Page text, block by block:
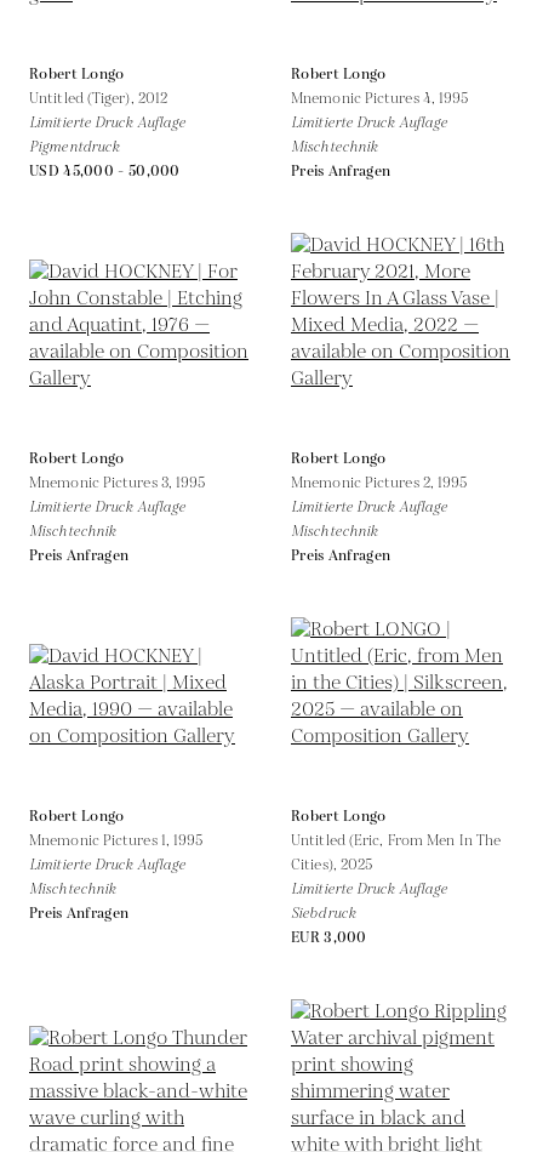
Robert Longo
Untitled (Tiger), 2012
Limitierte Druck Auflage
Pigmentdruck
USD 45,000 - 50,000
Robert Longo
Mnemonic Pictures 4,1995
Limitierte Druck Auflage
Mischtechnik
Preis Anfragen
Robert Longo
Mnemonic Pictures 3,1995
Limitierte Druck Auflage
Mischtechnik
Preis Anfragen
Robert Longo
Mnemonic Pictures 2,1995
Limitierte Druck Auflage
Mischtechnik
Preis Anfragen
Robert Longo
Mnemonic Pictures 1,1995
Limitierte Druck Auflage
Mischtechnik
Preis Anfragen
Robert Longo
Untitled (Eric, From Men In The
Cities), 2025
Limitierte Druck Auflage
Siebdruck
EUR 3,000